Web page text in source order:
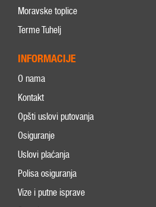
Moravske toplice
Terme Tuhelj
INFORMACIJE
O nama
Kontakt
Opšti uslovi putovanja
Osiguranje
Uslovi plaćanja
Polisa osiguranja
Vize i putne isprave